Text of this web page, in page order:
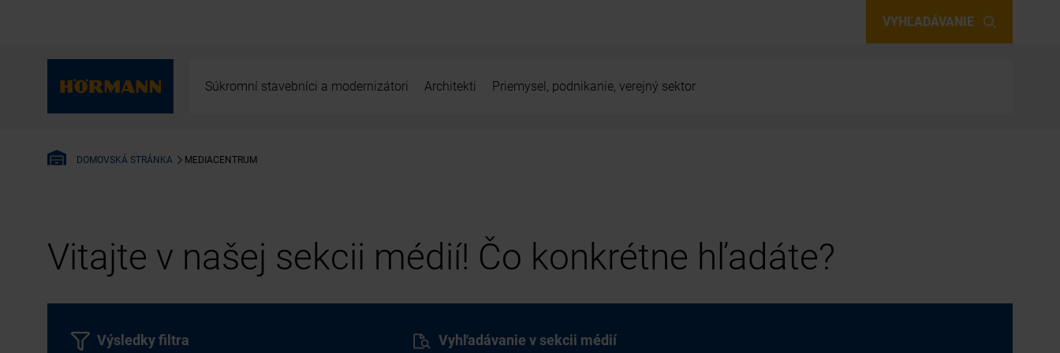
VYHĽADÁVANIE
Súkromní stavebníci a modernizátori Architekti Priemysel, podnikanie, verejný sektor
DOMOVSKÁ STRÁNKA MEDIACENTRUM
Vitajte v našej sekcii médií! Čo konkrétne hľadáte?
Vyhľadávanie v sekcii médií
Výsledky filtra